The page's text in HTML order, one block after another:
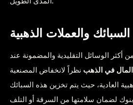
والعملات الذهبية
أكثر الوسائل التقليدية والمضمونة عند
المال في الذهب نظراً لانخفاض المصنعية
العادية، حيث يتم تخزين هذه السبائك
لضمان سلامتها من السرقة أو التلف